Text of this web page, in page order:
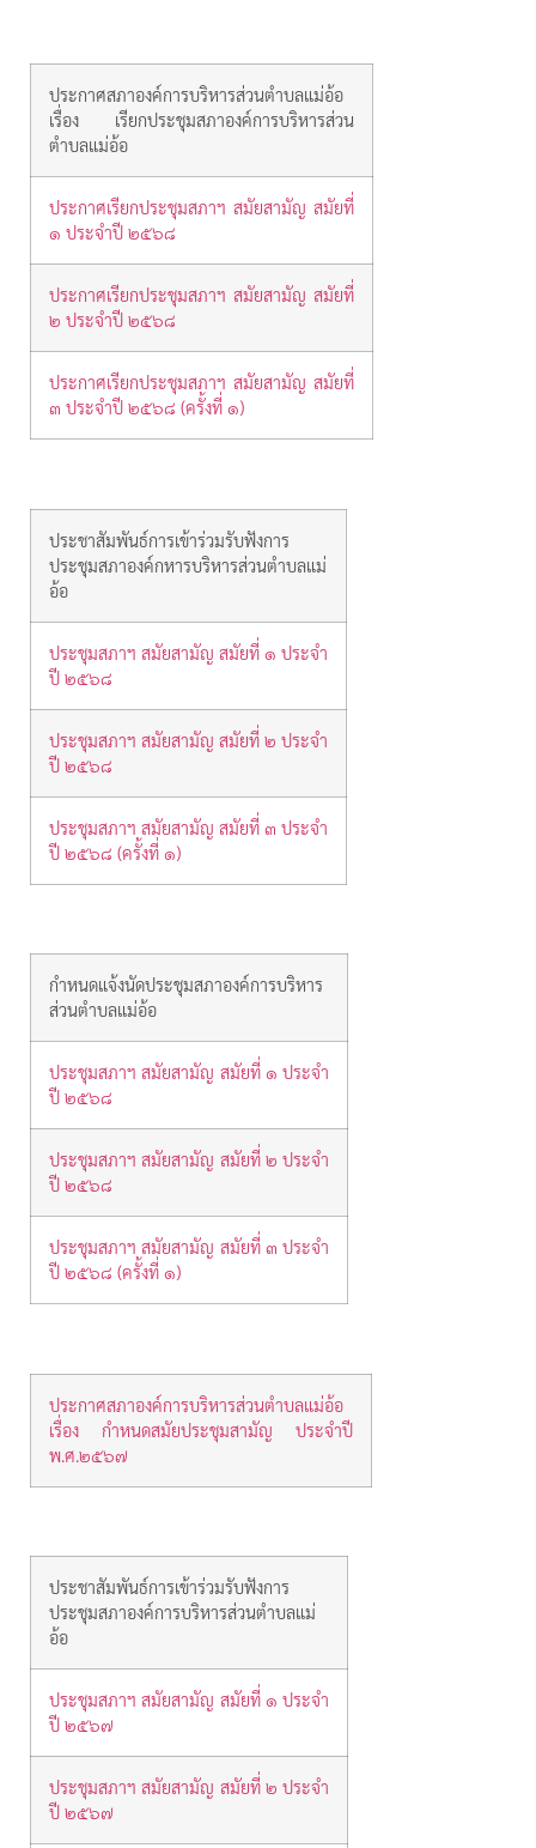
ประกาศสภาองค์การบริหารส่วนตำบลแม่อ้อ
เรื่อง เรียกประชุมสภาองค์การบริหารส่วน
ตำบลแม่อ้อ
ประกาศเรียกประชุมสภาฯ สมัยสามัญ สมัยที่
๑ ประจำปี ๒๕๖๘
ประกาศเรียกประชุมสภาฯ สมัยสามัญ สมัยที่
๒ ประจำปี ๒๕๖๘
ประกาศเรียกประชุมสภาฯ สมัยสามัญ สมัยที่
๓ ประจำปี ๒๕๖๘ (ครั้งที่ ๑)
ประชาสัมพันธ์การเข้าร่วมรับฟังการ
ประชุมสภาองค์กหารบริหารส่วนตำบลแม่
อ้อ
ประชุมสภาฯ สมัยสามัญ สมัยที่ ๑ ประจำ
ปี ๒๕๖๘
ประชุมสภาฯ สมัยสามัญ สมัยที่ ๒ ประจำ
ปี ๒๕๖๘
ประชุมสภาฯ สมัยสามัญ สมัยที่ ๓ ประจำ
ปี ๒๕๖๘ (ครั้งที่ ๑)
กำหนดแจ้งนัดประชุมสภาองค์การบริหาร
ส่วนตำบลแม่อ้อ
ประชุมสภาฯ สมัยสามัญ สมัยที่ ๑ ประจำ
ปี ๒๕๖๘
ประชุมสภาฯ สมัยสามัญ สมัยที่ ๒ ประจำ
ปี ๒๕๖๘
ประชุมสภาฯ สมัยสามัญ สมัยที่ ๓ ประจำ
ปี ๒๕๖๘ (ครั้งที่ ๑)
ประกาศสภาองค์การบริหารส่วนตำบลแม่อ้อ
เรื่อง กำหนดสมัยประชุมสามัญ ประจำปี
พ.ศ.๒๕๖๗
ประชาสัมพันธ์การเข้าร่วมรับฟังการ
ประชุมสภาองค์การบริหารส่วนตำบลแม่
อ้อ
ประชุมสภาฯ สมัยสามัญ สมัยที่ ๑ ประจำ
ปี ๒๕๖๗
ประชุมสภาฯ สมัยสามัญ สมัยที่ ๒ ประจำ
ปี ๒๕๖๗